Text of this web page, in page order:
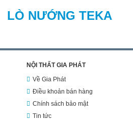
LÒ NƯỚNG TEKA
NỘI THẤT GIA PHÁT
Về Gia Phát
Điều khoản bán hàng
Chính sách bảo mật
Tin tức